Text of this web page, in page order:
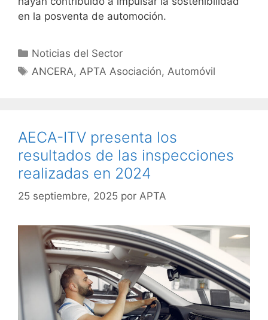
en la posventa de automoción.
Noticias del Sector
ANCERA, APTA Asociación, Automóvil
AECA-ITV presenta los
resultados de las inspecciones
realizadas en 2024
25 septiembre, 2025 por APTA